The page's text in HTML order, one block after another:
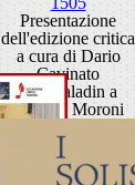
Presentazione
dell'edizione critica
a cura di Dario
Cavinato
Sala Paladin a
Palazzo Moroni